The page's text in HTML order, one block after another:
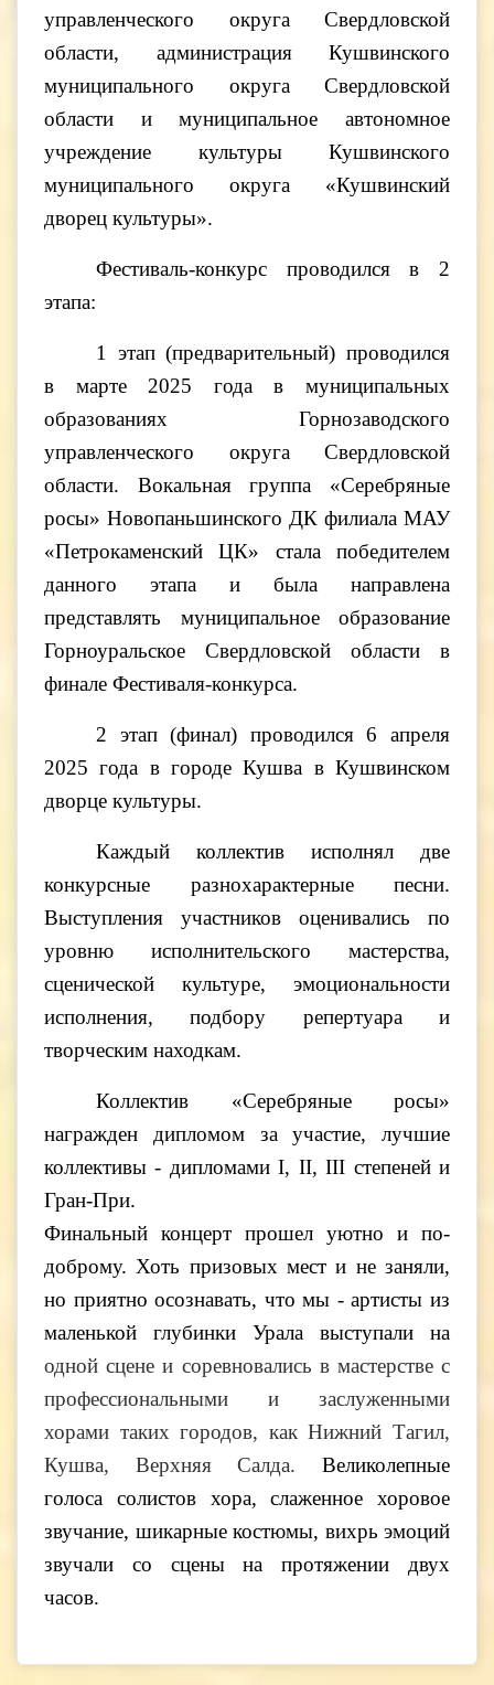
управленческого округа Свердловской
области, администрация Кушвинского
муниципального округа Свердловской
области и муниципальное автономное
учреждение культуры Кушвинского
муниципального округа «Кушвинский
дворец культуры».
Фестиваль-конкурс проводился в 2
этапа:
1 этап (предварительный) проводился
в марте 2025 года в муниципальных
образованиях Горнозаводского
управленческого округа Свердловской
области. Вокальная группа «Серебряные
росы» Новопаньшинского ДК филиала МАУ
«Петрокаменский ЦК» стала победителем
данного этапа и была направлена
представлять муниципальное образование
Горноуральское Свердловской области в
финале Фестиваля-конкурса.
2 этап (финал) проводился 6 апреля
2025 года в городе Кушва в Кушвинском
дворце культуры.
Каждый коллектив исполнял две
конкурсные разнохарактерные песни.
Выступления участников оценивались по
уровню исполнительского мастерства,
сценической культуре, эмоциональности
исполнения, подбору репертуара и
творческим находкам.
Коллектив «Серебряные росы»
награжден дипломом за участие, лучшие
коллективы - дипломами I, II, III степеней и
Гран-При.
Финальный концерт прошел уютно и по-
доброму. Хоть призовых мест и не заняли,
но приятно осознавать, что мы - артисты из
маленькой глубинки Урала выступали на
одной сцене и соревновались в мастерстве с
профессиональными и заслуженными
хорами таких городов, как Нижний Тагил,
Кушва, Верхняя Салда. Великолепные
голоса солистов хора, слаженное хоровое
звучание, шикарные костюмы, вихрь эмоций
звучали со сцены на протяжении двух
часов.